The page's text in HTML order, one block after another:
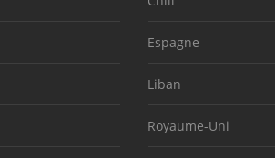
Espagne
Liban
Royaume-Uni